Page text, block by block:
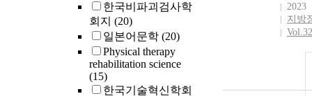
한국비파괴검사학
회지 (20)
일본어문학 (20)
Physical therapy
rehabilitation science
(15)
한국기술혁신학회
2023
지방